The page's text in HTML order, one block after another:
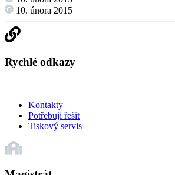
10. února 2015
Rychlé odkazy
Kontakty
Potřebuji řešit
Tiskový servis